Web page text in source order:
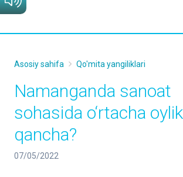
Asosiy sahifa Qo'mita yangiliklari
Namanganda sanoat
sohasida o‘rtacha
qancha?
07/05/2022